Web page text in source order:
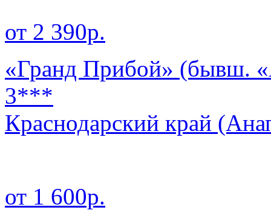
от 2 390р.
«Гранд Прибой» (бывш.
3***
Краснодарский край
от 1 600р.